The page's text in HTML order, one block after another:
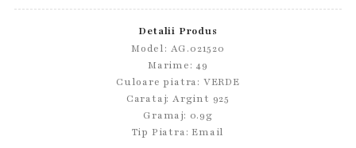
Detalii Produs
Model: AG.021520
Marime: 49
Culoare piatra: VERDE
Carataj: Argint 925
Gramaj: 0.9g
Tip Piatra:Email